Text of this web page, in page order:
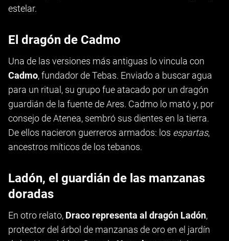
estelar.
El dragón de Cadmo
Una de las versiones más antiguas lo vincula con
Cadmo, fundador de Tebas. Enviado a buscar agua
para un ritual, su grupo fue atacado por un dragón
guardián de la fuente de Ares. Cadmo lo mató y, por
consejo de Atenea, sembró sus dientes en la tierra.
De ellos nacieron guerreros armados: los espartas,
ancestros míticos de los tebanos.
Ladón, el guardián de las manzanas
doradas
En otro relato, Draco representa al dragón Ladón,
protector del árbol de manzanas de oro en el jardín